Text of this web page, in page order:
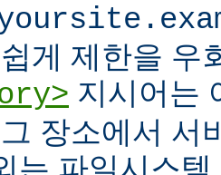
게 제한을 우
지시어는
장소에서 서
는 파일시스